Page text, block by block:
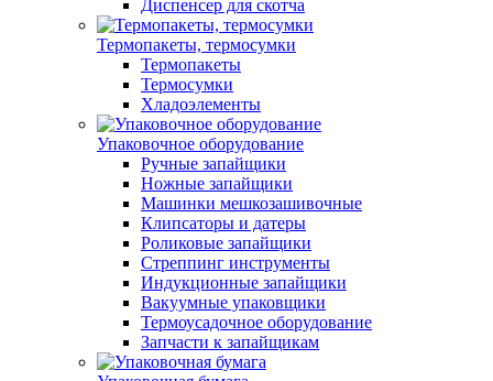
Диспенсер для скотча
Термопакеты, термосумки
Термопакеты
Термосумки
Хладоэлементы
Упаковочное оборудование
Ручные запайщики
Ножные запайщики
Машинки мешкозашивочные
Клипсаторы и датеры
Роликовые запайщики
Стреппинг инструменты
Индукционные запайщики
Вакуумные упаковщики
Термоусадочное оборудование
Запчасти к запайщикам